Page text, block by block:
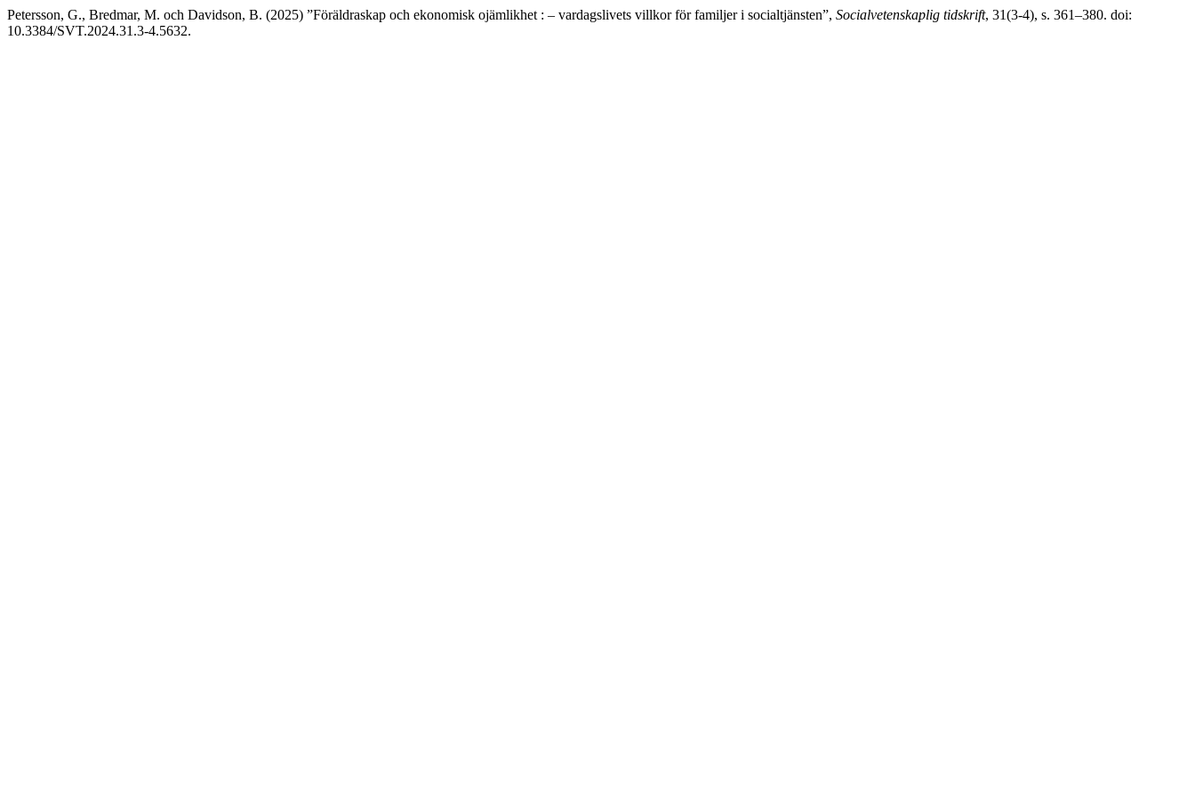
Petersson, G., Bredmar, M. och Davidson, B. (2025) ”Föräldraskap och ekonomisk ojämlikhet : – vardagslivets villkor för familjer i socialtjänsten”, Socialvetenskaplig tidskrift, 31(3-4), s. 361–380. doi:
10.3384/SVT.2024.31.3-4.5632.